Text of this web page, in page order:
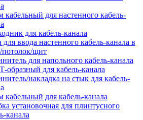
кабельный для настенного кабель-
для кабель-канала
для ввода настенного кабель-канала в
потолок/щит
для напольного кабель-канала
образный для кабель-канала
накладка на стык для кабель-
кабельный для кабель-канала
установочная для плинтусного
канала